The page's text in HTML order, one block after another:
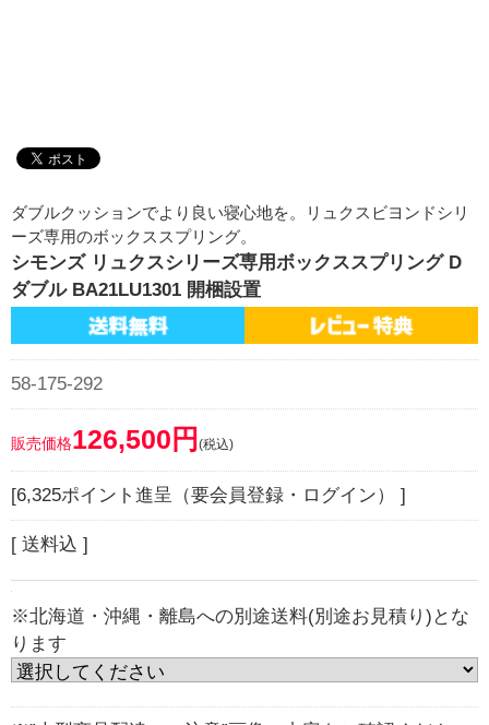
ダブルクッションでより良い寝心地を。リュクスビヨンドシリ
ーズ専用のボックススプリング。
シモンズ リュクスシリーズ専用ボックススプリング D
ダブル BA21LU1301 開梱設置
58-175-292
販売価格126,500円 (税込)
[6,325ポイント進呈（要会員登録・ログイン） ]
[ 送料込 ]
※北海道・沖縄・離島への別途送料(別途お見積り)とな
ります